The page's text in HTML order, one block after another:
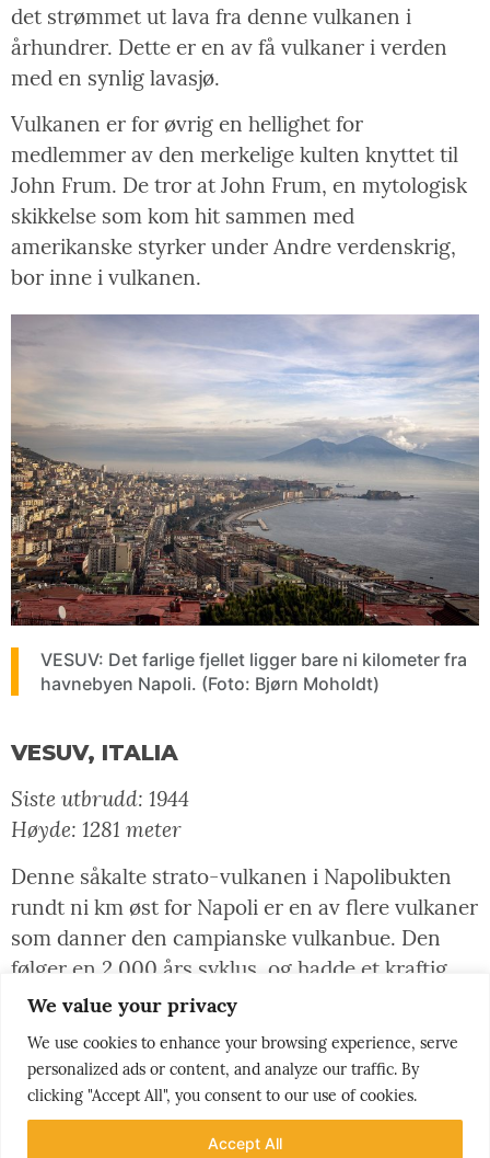
We value your privacy
We use cookies to enhance your browsing experience, serve
personalized ads or content, and analyze our traffic. By
clicking "Accept All", you consent to our use of cookies.
Accept All
det strømmet ut lava fra denne vulkanen i
århundrer. Dette er en av få vulkaner i verden
med en synlig lavasjø.
Vulkanen er for øvrig en hellighet for
medlemmer av den merkelige kulten knyttet til
John Frum. De tror at John Frum, en mytologisk
skikkelse som kom hit sammen med
amerikanske styrker under Andre verdenskrig,
bor inne i vulkanen.
VESUV: Det farlige fjellet ligger bare ni kilometer fra
havnebyen Napoli. (Foto: Bjørn Moholdt)
VESUV, ITALIA
Siste utbrudd: 1944
Høyde: 1281 meter
Denne såkalte strato-vulkanen i Napolibukten
rundt ni km øst for Napoli er en av flere vulkaner
som danner den campianske vulkanbue. Den
følger en 2 000 års syklus, og hadde et kraftig
utbrudd omkring 1 800 fvt. Arkeologiske funn
kan fortelle hvordan det rammet mennesker i
bosetningsområder. Trolig gjorde utbruddet
området ubeboelig i flere år etterpå.
Det var enda kraftigere enn det mest kjente